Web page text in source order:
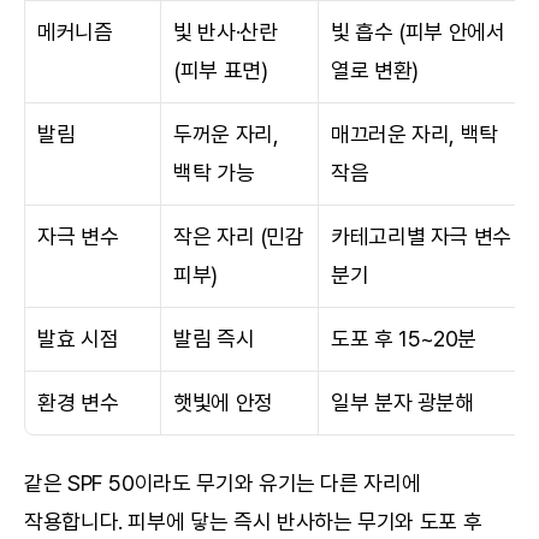
메커니즘
빛 반사·산란
(피부 표면)
빛 흡수 (피부 안에서
열로 변환)
발림
두꺼운 자리,
백탁 가능
매끄러운 자리, 백탁
작음
자극 변수
작은 자리 (민감
피부)
카테고리별 자극 변수
분기
발효 시점 발림 즉시 도포 후 15~20분
환경 변수 햇빛에 안정 일부 분자 광분해
같은 SPF 50이라도 무기와 유기는 다른 자리에
작용합니다. 피부에 닿는 즉시 반사하는 무기와 도포 후